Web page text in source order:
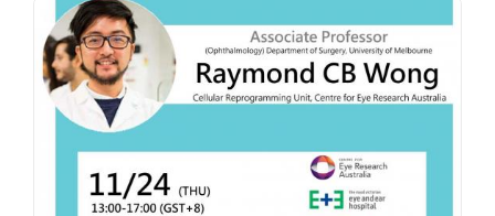
Open submenu (特色研究)
特色研究
Open submenu (學生專區)
學生專區
規章辦法
招生資訊